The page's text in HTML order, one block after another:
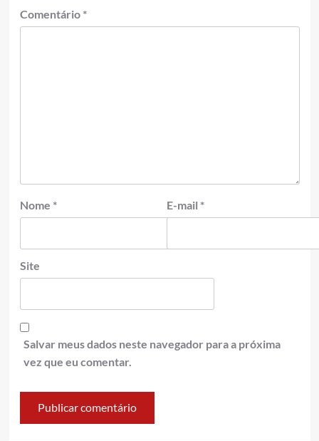
Comentário *
Nome * E-mail *
Site
Salvar meus dados neste navegador para a próxima
vez que eu comentar.